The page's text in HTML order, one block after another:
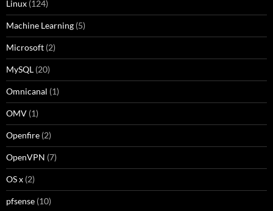
Linux (124)
Machine Learning (5)
Microsoft (2)
MySQL (20)
Omnicanal (1)
OMV (1)
Openfire (2)
OpenVPN (7)
OS x (2)
pfsense (10)